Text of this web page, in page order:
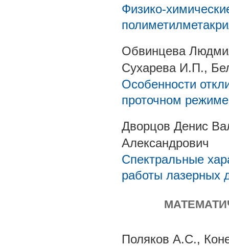
Физико-
Обвинцева
Сухарева И.П.,
Особенности
проточном режиме
Дворцов Денис
Александрович
Спектральные
работы лазерных
Поляков А.С.,